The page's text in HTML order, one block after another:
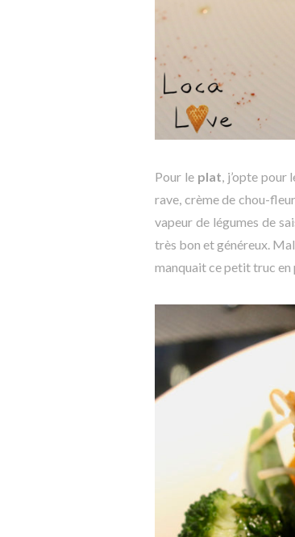
Pour le plat , j’opte pour
rave, crème de chou-
vapeur de légumes de
très bon et généreux.
manquait ce petit truc en